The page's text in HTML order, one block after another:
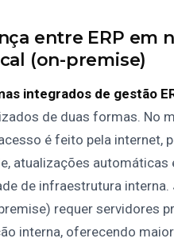
entre ERP em
(on-premise)
integrados de gestão
de duas formas. No
é feito pela internet,
atualizações automáticas
de infraestrutura interna.
requer servidores
interna, oferecendo